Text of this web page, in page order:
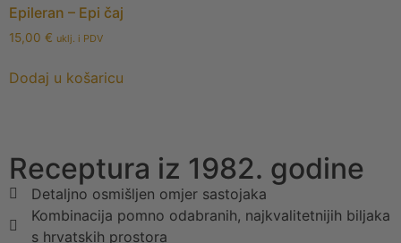
Epileran – Epi čaj
15,00 € uklj. i PDV
Dodaj u košaricu
Receptura iz 1982. godine
Detaljno osmišljen omjer sastojaka
Kombinacija pomno odabranih, najkvalitetnijih biljaka
s hrvatskih prostora